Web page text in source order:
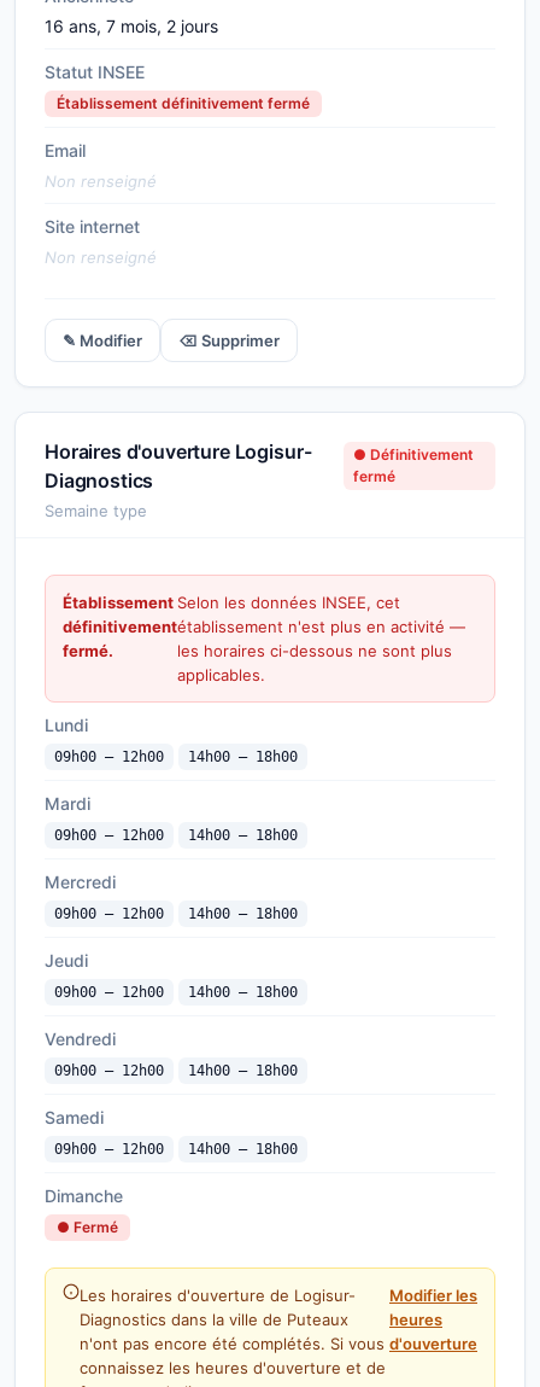
16 ans, 7 mois, 2 jours
Statut INSEE
Établissement définitivement fermé
Email
Non renseigné
Site internet
Non renseigné
✎ Modifier ⌫ Supprimer
Horaires d'ouverture Logisur-
Diagnostics
● Définitivement
fermé
Semaine type
Établissement
définitivement
fermé.
Selon les données INSEE, cet
établissement n'est plus en activité —
les horaires ci-dessous ne sont plus
applicables.
Lundi
09h00 — 12h00 14h00 — 18h00
Mardi
09h00 — 12h00 14h00 — 18h00
Mercredi
09h00 — 12h00 14h00 — 18h00
Jeudi
09h00 — 12h00 14h00 — 18h00
Vendredi
09h00 — 12h00 14h00 — 18h00
Samedi
09h00 — 12h00 14h00 — 18h00
Dimanche
● Fermé
Les horaires d'ouverture de Logisur-
Diagnostics dans la ville de Puteaux
n'ont pas encore été complétés. Si vous
connaissez les heures d'ouverture et de
Modifier les
heures
d'ouverture